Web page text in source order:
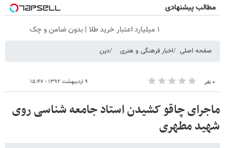
مطالب پیشنهادی
۱ میلیارد اعتبار خرید طلا | بدون ضامن و چک
صفحه اصلی اخبار فرهنگی و هنری دین
۰ نفر ۹ اردیبهشت ۱۳۹۲ - ۱۵:۴۷
ماجرای چاقو کشیدن استاد جامعه شناسی روی
شهید مطهری